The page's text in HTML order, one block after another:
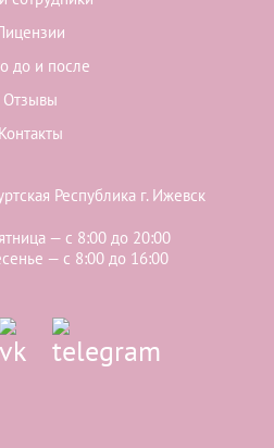
до и после
Отзывы
Контакты
Республика г. Ижевск
— с 8:00 до 20:00
— с 8:00 до 16:00